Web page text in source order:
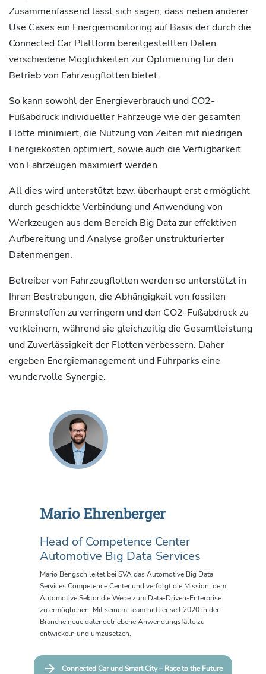
Zusammenfassend lässt sich sagen, dass neben anderer
Use Cases ein Energiemonitoring auf Basis der durch die
Connected Car Plattform bereitgestellten Daten
verschiedene Möglichkeiten zur Optimierung für den
Betrieb von Fahrzeugflotten bietet.
So kann sowohl der Energieverbrauch und CO2-
Fußabdruck individueller Fahrzeuge wie der gesamten
Flotte minimiert, die Nutzung von Zeiten mit niedrigen
Energiekosten optimiert, sowie auch die Verfügbarkeit
von Fahrzeugen maximiert werden.
All dies wird unterstützt bzw. überhaupt erst ermöglicht
durch geschickte Verbindung und Anwendung von
Werkzeugen aus dem Bereich Big Data zur effektiven
Aufbereitung und Analyse großer unstrukturierter
Datenmengen.
Betreiber von Fahrzeugflotten werden so unterstützt in
Ihren Bestrebungen, die Abhängigkeit von fossilen
Brennstoffen zu verringern und den CO2-Fußabdruck zu
verkleinern, während sie gleichzeitig die Gesamtleistung
und Zuverlässigkeit der Flotten verbessern. Daher
ergeben Energiemanagement und Fuhrparks eine
wundervolle Synergie.
Mario Ehrenberger
Head of Competence Center
Automotive Big Data Services
Mario Bengsch leitet bei SVA das Automotive Big Data
Services Competence Center und verfolgt die Mission, dem
Automotive Sektor die Wege zum Data-Driven-Enterprise
zu ermöglichen. Mit seinem Team hilft er seit 2020 in der
Branche neue datengetriebene Anwendungsfälle zu
entwickeln und umzusetzen.
Connected Car und Smart City – Race to the Future